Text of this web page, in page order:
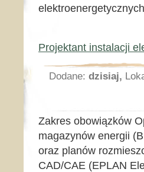
Projektant instalacji
Dodane: dzisiaj,
Zakres obowiązków
magazynów energii
oraz planów
CAD/CAE (EPLAN